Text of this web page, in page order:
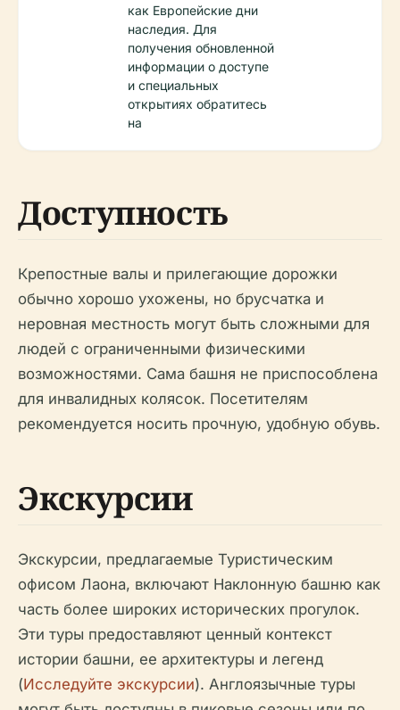
как Европейские дни
наследия. Для
получения обновленной
информации о доступе
и специальных
открытиях обратитесь
на
Доступность
Крепостные валы и прилегающие дорожки
обычно хорошо ухожены, но брусчатка и
неровная местность могут быть сложными для
людей с ограниченными физическими
возможностями. Сама башня не приспособлена
для инвалидных колясок. Посетителям
рекомендуется носить прочную, удобную обувь.
Экскурсии
Экскурсии, предлагаемые Туристическим
офисом Лаона, включают Наклонную башню как
часть более широких исторических прогулок.
Эти туры предоставляют ценный контекст
истории башни, ее архитектуры и легенд
(Исследуйте экскурсии). Англоязычные туры